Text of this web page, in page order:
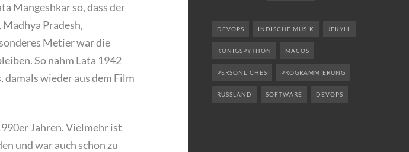
Mangeshkar so, dass der
Pradesh,
Metier war die
So nahm Lata 1942
wieder aus dem Film
Jahren. Vielmehr ist
und war auch schon zu
DEVOPS INDISCHE MUSIK JEKYLL
KÖNIGSPYTHON MACOS
PERSÖNLICHES PROGRAMMIERUNG
RUSSLAND SOFTWARE DEVOPS